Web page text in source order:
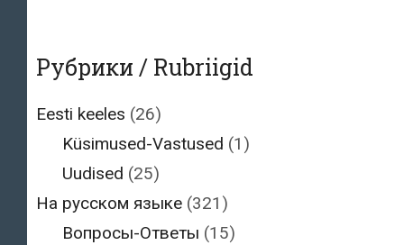
Рубрики / Rubriigid
Eesti keeles (26)
Küsimused-Vastused (1)
Uudised (25)
На русском языке (321)
Вопросы-Ответы (15)